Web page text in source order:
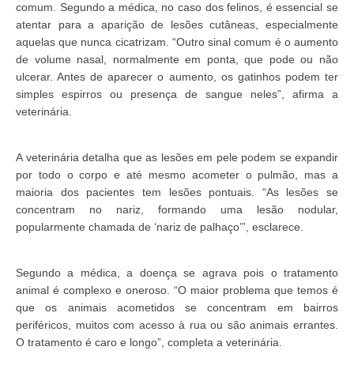
comum. Segundo a médica, no caso dos felinos, é essencial se
atentar para a aparição de lesões cutâneas, especialmente
aquelas que nunca cicatrizam. “Outro sinal comum é o aumento
de volume nasal, normalmente em ponta, que pode ou não
ulcerar. Antes de aparecer o aumento, os gatinhos podem ter
simples espirros ou presença de sangue neles”, afirma a
veterinária.
A veterinária detalha que as lesões em pele podem se expandir
por todo o corpo e até mesmo acometer o pulmão, mas a
maioria dos pacientes tem lesões pontuais. “As lesões se
concentram no nariz, formando uma lesão nodular,
popularmente chamada de ‘nariz de palhaço’”, esclarece.
Segundo a médica, a doença se agrava pois o tratamento
animal é complexo e oneroso. “O maior problema que temos é
que os animais acometidos se concentram em bairros
periféricos, muitos com acesso à rua ou são animais errantes.
O tratamento é caro e longo”, completa a veterinária.